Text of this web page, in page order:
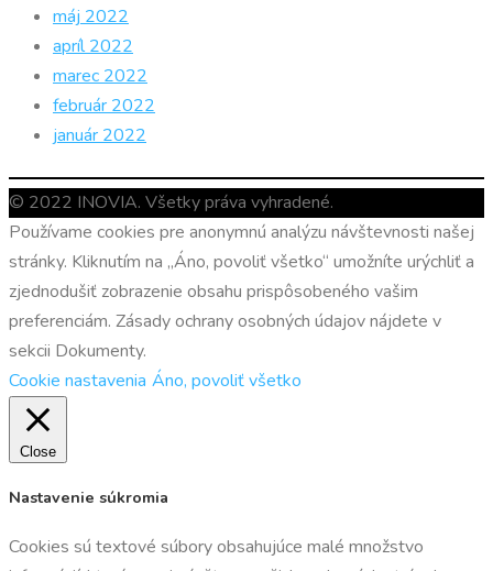
máj 2022
apríl 2022
marec 2022
február 2022
január 2022
© 2022 INOVIA. Všetky práva vyhradené.
Používame cookies pre anonymnú analýzu návštevnosti našej
stránky. Kliknutím na „Áno, povoliť všetko“ umožníte urýchliť a
zjednodušiť zobrazenie obsahu prispôsobeného vašim
preferenciám. Zásady ochrany osobných údajov nájdete v
sekcii Dokumenty.
Cookie nastavenia Áno, povoliť všetko
Close
Nastavenie súkromia
Cookies sú textové súbory obsahujúce malé množstvo